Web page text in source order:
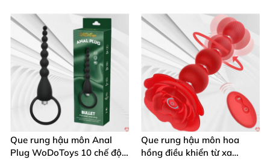
Que rung hậu môn Anal
Plug WoDoToys 10 chế độ
Que rung hậu môn hoa
hồng điều khiển từ xa